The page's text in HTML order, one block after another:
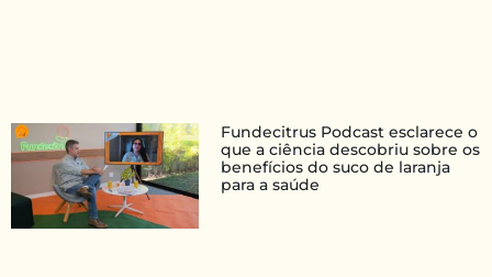
Fundecitrus Podcast esclarece o
que a ciência descobriu sobre os
benefícios do suco de laranja
para a saúde